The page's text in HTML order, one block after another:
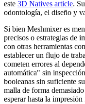
este 3D Natives article.
odontología, el diseño y
Si bien Meshmixer es
precisos o estrategias de
con otras herramientas
establecer un flujo de
cometen errores al
automática" sin
booleanas sin suficiente
malla de forma
esperar hasta la